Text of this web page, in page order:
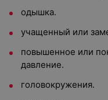
одышка.
учащенный или
повышенное или
давление.
головокружения.